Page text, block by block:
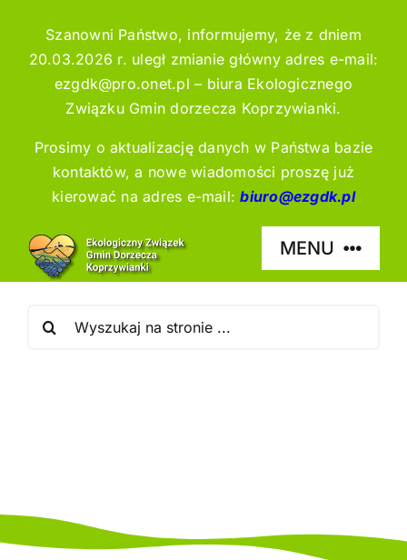
zawartości
Szanowni Państwo, informujemy, że z dniem
20.03.2026 r. uległ zmianie główny adres e-mail:
ezgdk@pro.onet.pl – biura Ekologicznego
Związku Gmin dorzecza Koprzywianki.
Prosimy o aktualizację danych w Państwa bazie
kontaktów, a nowe wiadomości proszę już
kierować na adres e-mail: biuro@ezgdk.pl
MENU
EZGDK